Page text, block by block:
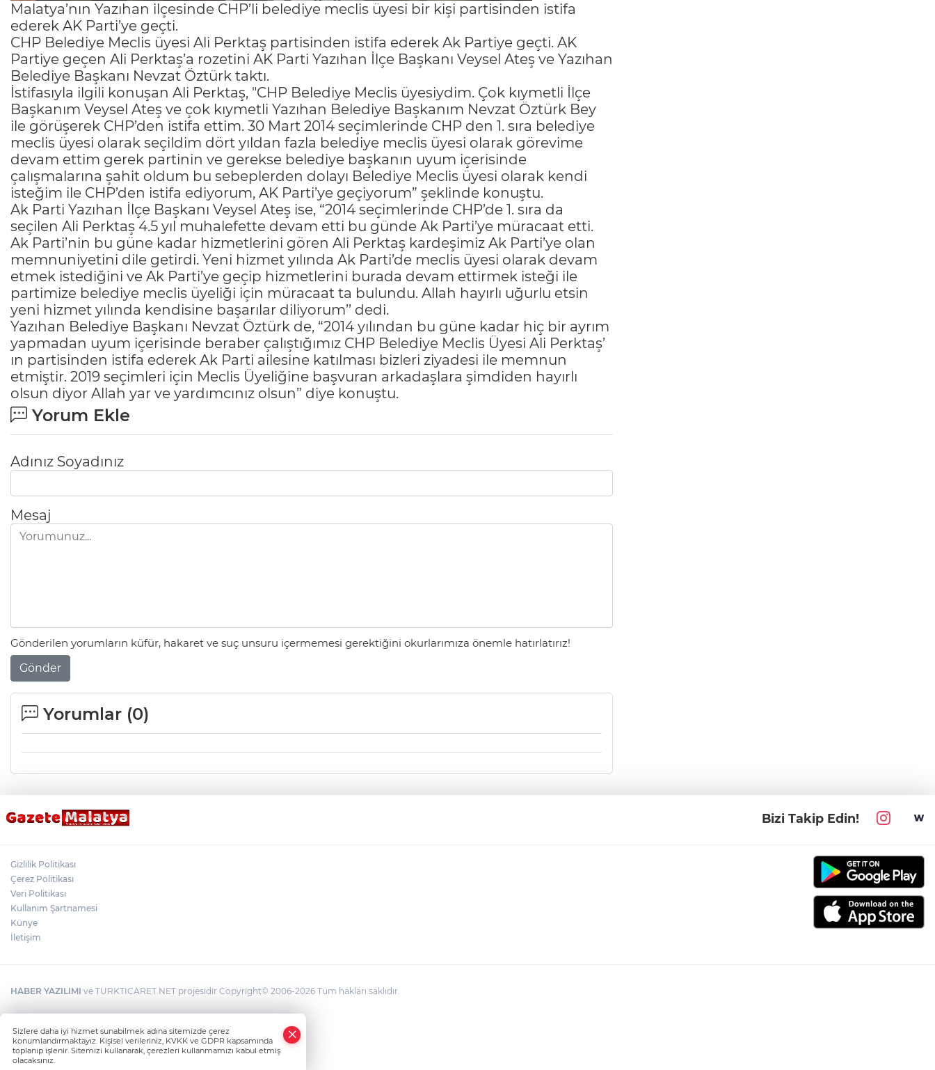
Malatya’nın Yazıhan ilçesinde CHP’li belediye meclis üyesi bir kişi partisinden istifa
ederek AK Parti’ye geçti.
CHP Belediye Meclis üyesi Ali Perktaş partisinden istifa ederek Ak Partiye geçti. AK
Partiye geçen Ali Perktaş’a rozetini AK Parti Yazıhan İlçe Başkanı Veysel Ateş ve Yazıhan
Belediye Başkanı Nevzat Öztürk taktı.
İstifasıyla ilgili konuşan Ali Perktaş, "CHP Belediye Meclis üyesiydim. Çok kıymetli İlçe
Başkanım Veysel Ateş ve çok kıymetli Yazıhan Belediye Başkanım Nevzat Öztürk Bey
ile görüşerek CHP’den istifa ettim. 30 Mart 2014 seçimlerinde CHP den 1. sıra belediye
meclis üyesi olarak seçildim dört yıldan fazla belediye meclis üyesi olarak görevime
devam ettim gerek partinin ve gerekse belediye başkanın uyum içerisinde
çalışmalarına şahit oldum bu sebeplerden dolayı Belediye Meclis üyesi olarak kendi
isteğim ile CHP’den istifa ediyorum, AK Parti’ye geçiyorum” şeklinde konuştu.
Ak Parti Yazıhan İlçe Başkanı Veysel Ateş ise, “2014 seçimlerinde CHP’de 1. sıra da
seçilen Ali Perktaş 4.5 yıl muhalefette devam etti bu günde Ak Parti’ye müracaat etti.
Ak Parti’nin bu güne kadar hizmetlerini gören Ali Perktaş kardeşimiz Ak Parti’ye olan
memnuniyetini dile getirdi. Yeni hizmet yılında Ak Parti’de meclis üyesi olarak devam
etmek istediğini ve Ak Parti’ye geçip hizmetlerini burada devam ettirmek isteği ile
partimize belediye meclis üyeliği için müracaat ta bulundu. Allah hayırlı uğurlu etsin
yeni hizmet yılında kendisine başarılar diliyorum’’ dedi.
Yazıhan Belediye Başkanı Nevzat Öztürk de, “2014 yılından bu güne kadar hiç bir ayrım
yapmadan uyum içerisinde beraber çalıştığımız CHP Belediye Meclis Üyesi Ali Perktaş’
ın partisinden istifa ederek Ak Parti ailesine katılması bizleri ziyadesi ile memnun
etmiştir. 2019 seçimleri için Meclis Üyeliğine başvuran arkadaşlara şimdiden hayırlı
olsun diyor Allah yar ve yardımcınız olsun” diye konuştu.
Yorum Ekle
Adınız Soyadınız
Mesaj
Gönderilen yorumların küfür, hakaret ve suç unsuru içermemesi gerektiğini okurlarımıza önemle hatırlatırız!
Gönder
Yorumlar (0)
Bizi Takip Edin!
Gizlilik Politikası
Çerez Politikası
Veri Politikası
Kullanım Şartnamesi
Künye
İletişim
HABER YAZILIMI ve TURKTICARET.NET projesidir Copyright© 2006-2026 Tüm hakları saklıdır.
Sizlere daha iyi hizmet sunabilmek adına sitemizde çerez
konumlandırmaktayız. Kişisel verileriniz, KVKK ve GDPR kapsamında
toplanıp işlenir. Sitemizi kullanarak, çerezleri kullanmamızı kabul etmiş
olacaksınız.
Whatsapp